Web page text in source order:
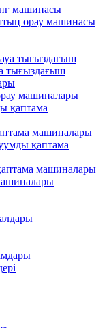
машинасы
орау машинасы
тығыздағыш
тығыздағыш
машиналары
қаптама
машиналары
қаптама
машиналары